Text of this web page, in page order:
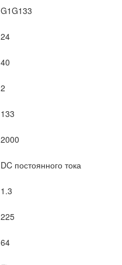
G1G133
24
40
2
133
2000
DC постоянного тока
1.3
225
64